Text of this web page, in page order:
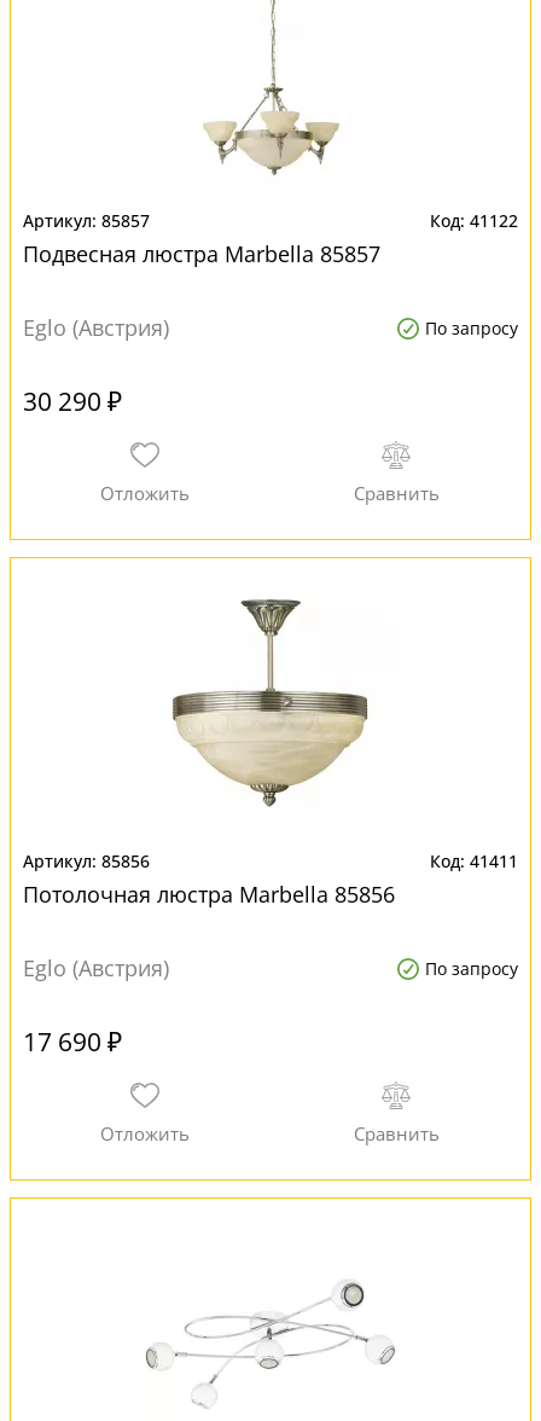
85857 41122
Подвесная люстра Marbella 85857
Eglo (Австрия) По запросу
30 290 ₽
85856 41411
Потолочная люстра Marbella 85856
Eglo (Австрия) По запросу
17 690 ₽